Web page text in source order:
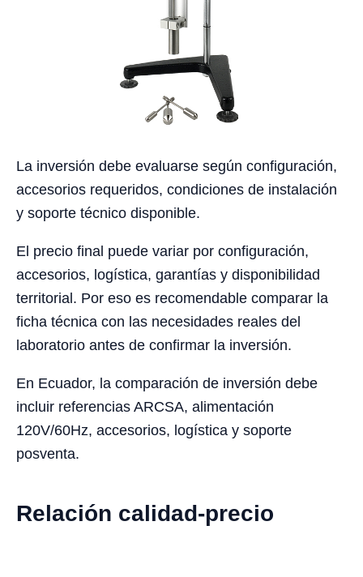
La inversión debe evaluarse según configuración,
accesorios requeridos, condiciones de instalación
y soporte técnico disponible.
El precio final puede variar por configuración,
accesorios, logística, garantías y disponibilidad
territorial. Por eso es recomendable comparar la
ficha técnica con las necesidades reales del
laboratorio antes de confirmar la inversión.
En Ecuador, la comparación de inversión debe
incluir referencias ARCSA, alimentación
120V/60Hz, accesorios, logística y soporte
posventa.
Relación calidad-precio